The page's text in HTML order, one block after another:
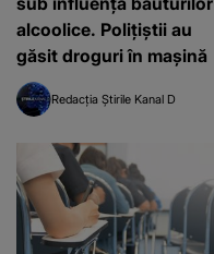
alcoolice. Polițiștii au
găsit droguri în mașină
Redacția Știrile Kanal D